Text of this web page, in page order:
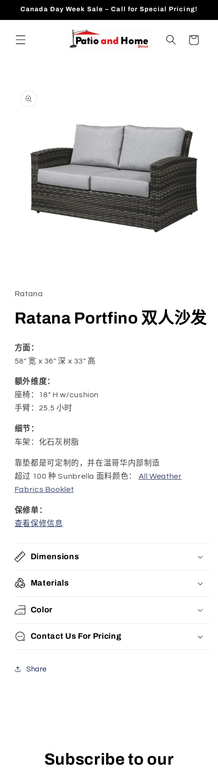
跳到内
Canada Day Week Sale – Call for Special Pricing!
物
跳至产
品信息
窗
中
打
媒
体
文
1
Ratana
Ratana Portfino 双人沙发
方面：
58" 宽 x 36" 深 x 33" 高
额外维度：
座椅：18" H w/cushion
手臂：25.5 小时
细节：
车架： 化石灰树脂
靠垫都是可定制的，并在温哥华内部制造
超过 100 种 Sunbrella 面料颜色：
All Weather
Fabrics Booklet
保修单：
查看保修信息
Dimensions
Materials
Color
Contact Us For Pricing
Share
Subscribe to our